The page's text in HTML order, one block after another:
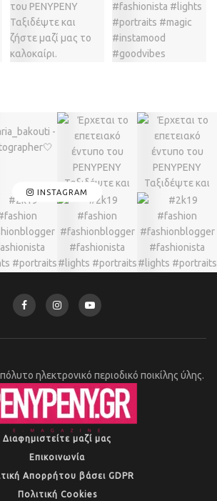
INSTAGRAM
ηλεκτρονικό περιοδικό ποικίλης ύλης.
Διαφημιστείτε μαζί μας
Επικοινωνία
Απορρήτου βάσει GDPR
Πολιτική Cookies